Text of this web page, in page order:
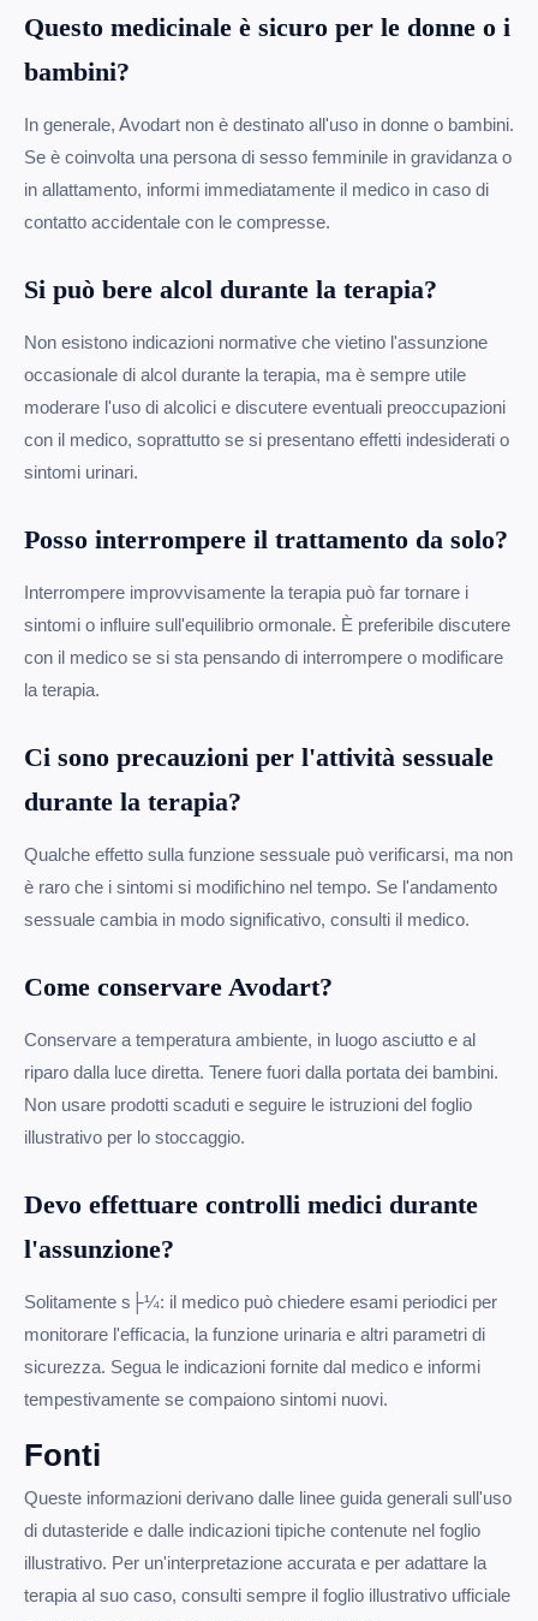
Questo medicinale è sicuro per le donne o i
bambini?
In generale, Avodart non è destinato all'uso in donne o bambini.
Se è coinvolta una persona di sesso femminile in gravidanza o
in allattamento, informi immediatamente il medico in caso di
contatto accidentale con le compresse.
Si può bere alcol durante la terapia?
Non esistono indicazioni normative che vietino l'assunzione
occasionale di alcol durante la terapia, ma è sempre utile
moderare l'uso di alcolici e discutere eventuali preoccupazioni
con il medico, soprattutto se si presentano effetti indesiderati o
sintomi urinari.
Posso interrompere il trattamento da solo?
Interrompere improvvisamente la terapia può far tornare i
sintomi o influire sull'equilibrio ormonale. È preferibile discutere
con il medico se si sta pensando di interrompere o modificare
la terapia.
Ci sono precauzioni per l'attività sessuale
durante la terapia?
Qualche effetto sulla funzione sessuale può verificarsi, ma non
è raro che i sintomi si modifichino nel tempo. Se l'andamento
sessuale cambia in modo significativo, consulti il medico.
Come conservare Avodart?
Conservare a temperatura ambiente, in luogo asciutto e al
riparo dalla luce diretta. Tenere fuori dalla portata dei bambini.
Non usare prodotti scaduti e seguire le istruzioni del foglio
illustrativo per lo stoccaggio.
Devo effettuare controlli medici durante
l'assunzione?
Solitamente s├¼: il medico può chiedere esami periodici per
monitorare l'efficacia, la funzione urinaria e altri parametri di
sicurezza. Segua le indicazioni fornite dal medico e informi
tempestivamente se compaiono sintomi nuovi.
Fonti
Queste informazioni derivano dalle linee guida generali sull'uso
di dutasteride e dalle indicazioni tipiche contenute nel foglio
illustrativo. Per un'interpretazione accurata e per adattare la
terapia al suo caso, consulti sempre il foglio illustrativo ufficiale